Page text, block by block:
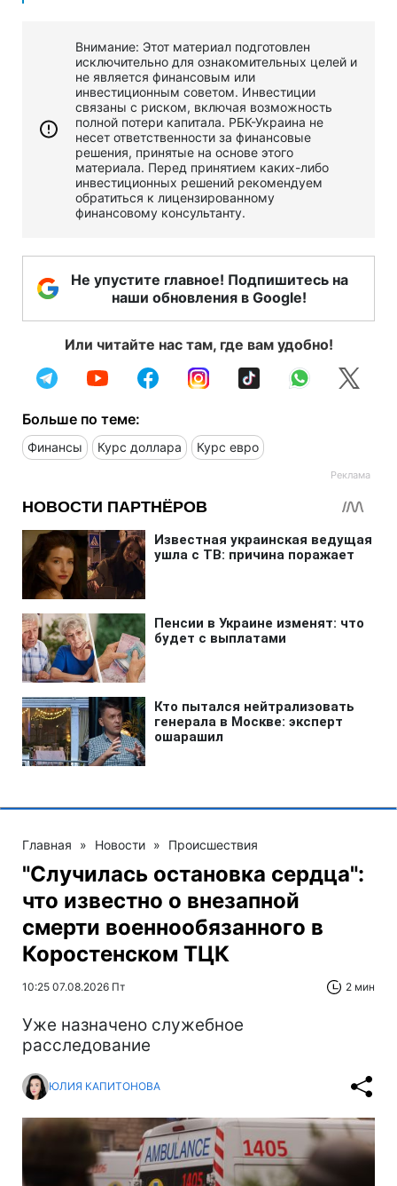
Внимание: Этот материал подготовлен
исключительно для ознакомительных целей и
не является финансовым или
инвестиционным советом. Инвестиции
связаны с риском, включая возможность
полной потери капитала. РБК-Украина не
несет ответственности за финансовые
решения, принятые на основе этого
материала. Перед принятием каких-либо
инвестиционных решений рекомендуем
обратиться к лицензированному
финансовому консультанту.
Не упустите главное! Подпишитесь на
наши обновления в Google!
Или читайте нас там, где вам удобно!
Больше по теме:
Финансы Курс доллара Курс евро
Главная » Новости » Происшествия
"Случилась остановка сердца":
что известно о внезапной
смерти военнообязанного в
Коростенском ТЦК
10:25 07.08.2026 Пт 2 мин
Уже назначено служебное
расследование
ЮЛИЯ КАПИТОНОВА